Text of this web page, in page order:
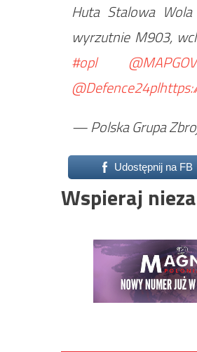
Huta Stalowa
wyrzutnie M903,
#opl
@Defence24pl
— Polska Grupa
Udostępnij na FB
Wspieraj